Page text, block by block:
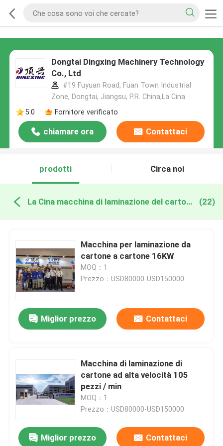
Dongtai Dingxing Machinery Technology
Co., Ltd
#19 Fuyuan Road, Fuan Town Industrial
Zone, Dongtai, Jiangsu, P.R. China,La Cina
5.0
Fornitore verificato
chiamare ora Contattaci
prodotti Circa noi
La Cina macchina di laminazione del cartone (22)
Macchina per laminazione da
cartone a cartone 16KW
MOQ：1
Prezzo：USD80000-USD150000
Miglior prezzo Contattaci
Macchina di laminazione di
cartone ad alta velocità 105
pezzi / min
MOQ：1
Prezzo：USD80000-USD150000
Miglior prezzo Contattaci